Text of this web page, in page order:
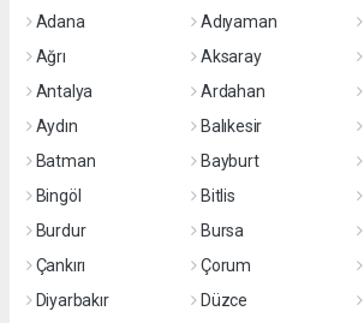
Adana Adıyaman
Ağrı
Aksaray
Antalya
Ardahan
Aydın
Balıkesir
Batman
Bayburt
Bingöl
Bitlis
Burdur
Bursa
Çankırı
Çorum
Diyarbakır
Düzce